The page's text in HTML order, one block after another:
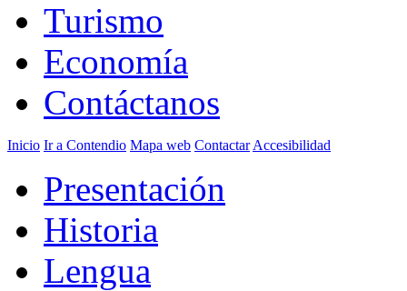
Turismo
Economía
Contáctanos
Inicio Ir a Contendio Mapa web Contactar Accesibilidad
Presentación
Historia
Lengua